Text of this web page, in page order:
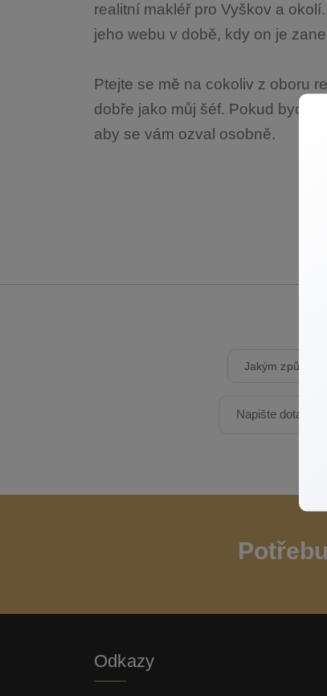
realitní makléř pro Vyškov a
jeho webu v době, kdy on je
Ptejte se mě na cokoliv z oboru
dobře jako můj šéf. Pokud bych
aby se vám ozval osobně.
Jakým
Odkazy